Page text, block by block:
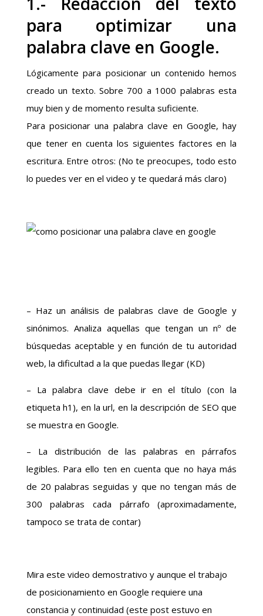
para optimizar una
palabra clave en Google.
Lógicamente para posicionar un contenido hemos
creado un texto. Sobre 700 a 1000 palabras esta
muy bien y de momento resulta suficiente.
Para posicionar una palabra clave en Google, hay
que tener en cuenta los siguientes factores en la
escritura. Entre otros: (No te preocupes, todo esto
lo puedes ver en el video y te quedará más claro)
– Haz un análisis de palabras clave de Google y
sinónimos. Analiza aquellas que tengan un nº de
búsquedas aceptable y en función de tu autoridad
web, la dificultad a la que puedas llegar (KD)
– La palabra clave debe ir en el título (con la
etiqueta h1), en la url, en la descripción de SEO que
se muestra en Google.
– La distribución de las palabras en párrafos
legibles. Para ello ten en cuenta que no haya más
de 20 palabras seguidas y que no tengan más de
300 palabras cada párrafo (aproximadamente,
tampoco se trata de contar)
Mira este video demostrativo y aunque el trabajo
de posicionamiento en Google requiere una
constancia y continuidad (este post estuvo en